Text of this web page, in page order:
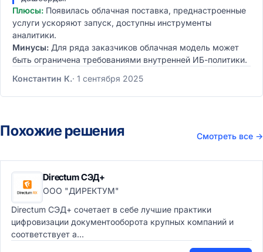
Плюсы: Появилась облачная поставка, преднастроенные
услуги ускоряют запуск, доступны инструменты
аналитики.
Минусы: Для ряда заказчиков облачная модель может
быть ограничена требованиями внутренней ИБ-политики.
Константин К. 1 сентября 2025
Похожие решения Смотреть все →
Directum СЭД+
ООО "ДИРЕКТУМ"
Directum СЭД+ сочетает в себе лучшие практики
цифровизации документооборота крупных компаний и
соответствует а...